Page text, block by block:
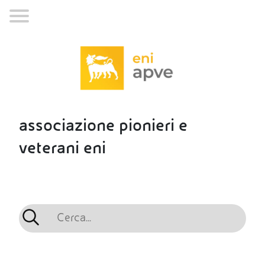
associazione pionieri e
veterani eni